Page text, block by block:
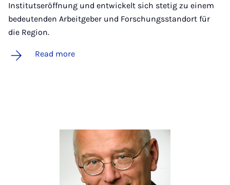
Institutseröffnung und entwickelt sich stetig zu einem
bedeutenden Arbeitgeber und Forschungsstandort für
die Region.
Read more